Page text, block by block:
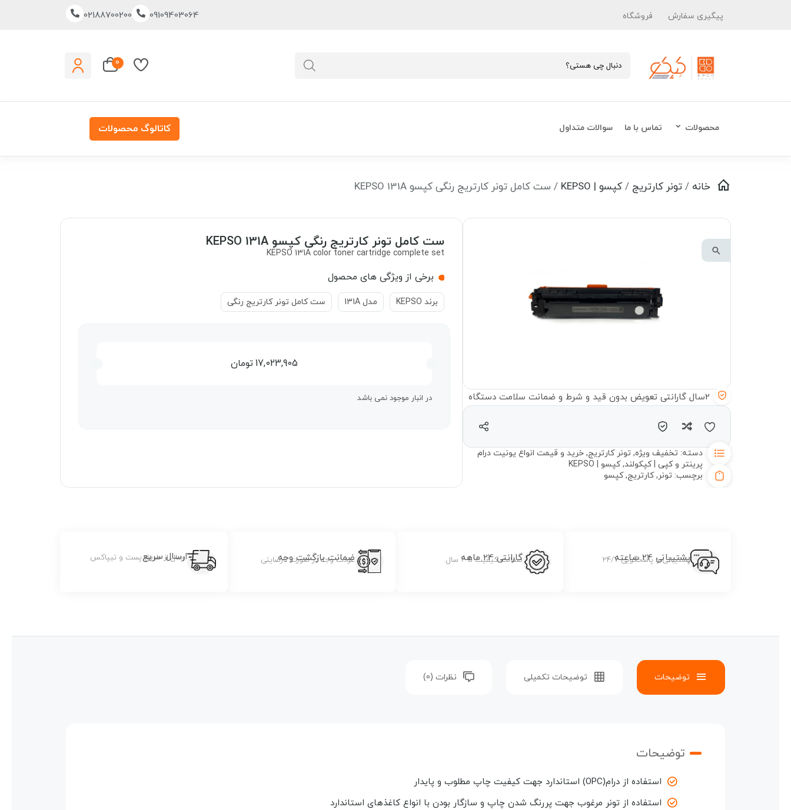
پیگیری سفارش فروشگاه 02188700200 09109403064
0
محصولات تماس با ما سوالات متداول کاتالوگ محصولات
خانه / تونر کارتریج / کپسو | KEPSO / ست کامل تونر کارتریج رنگی کپسو KEPSO 131A
2سال گارانتی تعویض بدون قید و شرط و ضمانت سلامت دستگاه
مقایسه
دسته: تخفیف ویژه, تونر کارتریج, خرید و قیمت انواع یونیت درام
پرینتر و کپی | کپکولند,کپسو | KEPSO
برچسب: تونر,کارتریج,کپسو
ست کامل تونر کارتریج رنگی کپسو KEPSO 131A
KEPSO 131A color toner cartridge complete set
برخی از ویژگی های محصول
برند KEPSO مدل 131A ست کامل تونر کارتریج رنگی
17,023,905تومان
در انبار موجود نمی باشد
پشتیبانی 24 ساعته
پشتیبانی و پاسخگویی 24/7 گارانتی 24 ماهه
ضمانت کیفیت تا 2 سال ضمانت بازگشت وجه
عودت وجه در صورت نارضایتی ارسال سریع
ارسال از طریق پست و تیپاکس
توضیحات توضیحات تکمیلی نظرات (0)
توضیحات
استفاده از درام(OPC) استاندارد جهت کیفیت چاپ مطلوب و پایدار
استفاده از تونر مرغوب جهت پررنگ شدن چاپ و سازگار بودن با انواع کاغذهای استاندارد